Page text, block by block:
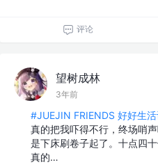
评论
望树成林
3年前
#JUEJIN FRIENDS 好好生
真的把我吓得不行，终场哨
是下床刷卷子起了。十点四
真的…